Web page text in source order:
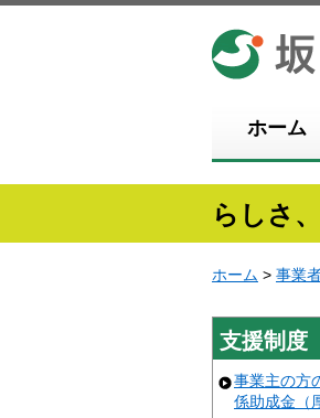
坂井市
ホーム
らしさ
ホーム > 事業
支援制度
事業主の方
係助成金（